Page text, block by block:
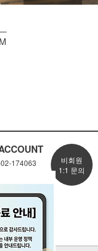
174063
비회원
1:1 문의